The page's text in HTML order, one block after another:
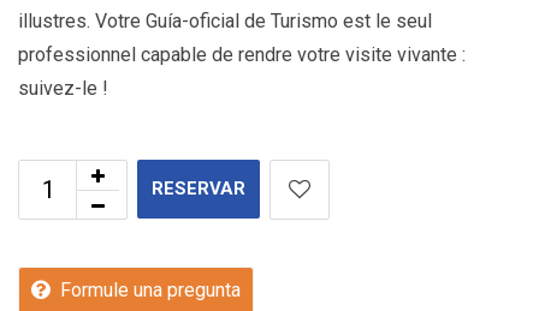
illustres. Votre Guía-oficial de Turismo est le seul
professionnel capable de rendre votre visite vivante :
suivez-le !
RESERVAR
Formule una pregunta